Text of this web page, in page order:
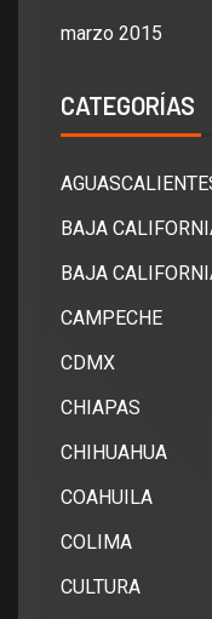
marzo 2015
CATEGORÍAS
BAJA
BAJA
CAMPECHE
CDMX
CHIAPAS
CHIHUAHUA
COAHUILA
COLIMA
CULTURA